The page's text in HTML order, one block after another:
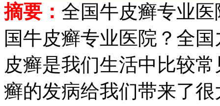
摘要： 全国牛皮癣专业
国牛皮癣专业医院？全
皮癣是我们生活中比较
癣的发病给我们带来了